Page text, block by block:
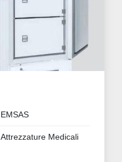
EMSAS
Attrezzature Medicali